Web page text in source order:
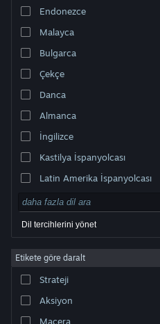
markalar, ABD ve diğer ülkelerde ilgili sahiplerinin
Erişilebilirlik |
Çerezler
Endonezce
Malayca
Bulgarca
Çekçe
Danca
Almanca
İngilizce
Kastilya İspanyolcası
Latin Amerika İspanyolcası
Dil tercihlerini yönet
Etikete göre daralt
Strateji
Aksiyon
Macera